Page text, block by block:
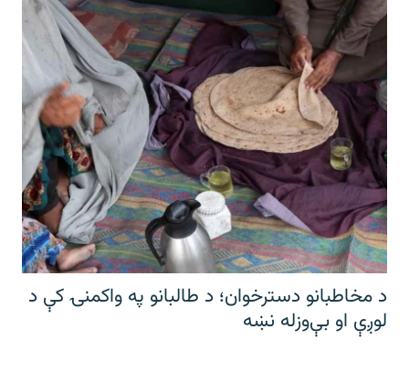
د مخاطبانو دسترخوان؛ د طالبانو په واکمنۍ کې د
لوږې او بې‌وزله نښه